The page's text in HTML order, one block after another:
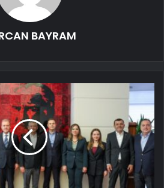
BAYRAM